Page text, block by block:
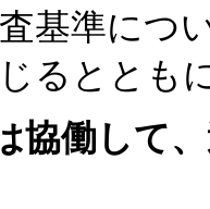
基準につ
るととも
協働して